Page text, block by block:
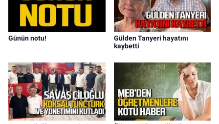
Günün notu!
Gülden Tanyeri hayatını
kaybetti